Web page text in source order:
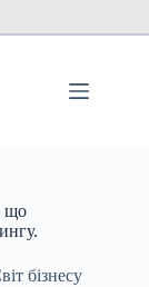
що
бізнесу